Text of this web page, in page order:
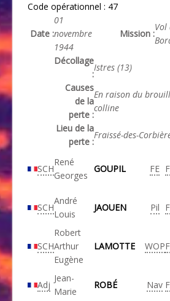
Code opérationnel : 47
Date :
01
novembre
1944
Mission :
Vol
Décollage
:
Istres (13)
Causes
de la
perte :
En raison du
colline
Lieu de la
perte :
Fraissé-des-
SCH
René
Georges
GOUPIL FE
SCH
André
Louis
JAOUEN Pil
SCH
Robert
Arthur
Eugène
LAMOTTE WOP
Adj
Jean-
Marie
ROBÉ Nav